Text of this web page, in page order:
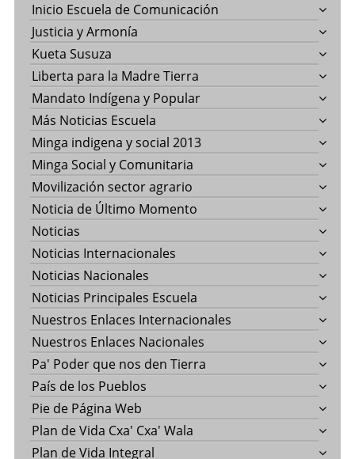
Inicio Escuela de Comunicación
Justicia y Armonía
Kueta Susuza
Liberta para la Madre Tierra
Mandato Indígena y Popular
Más Noticias Escuela
Minga indigena y social 2013
Minga Social y Comunitaria
Movilización sector agrario
Noticia de Último Momento
Noticias
Noticias Internacionales
Noticias Nacionales
Noticias Principales Escuela
Nuestros Enlaces Internacionales
Nuestros Enlaces Nacionales
Pa' Poder que nos den Tierra
País de los Pueblos
Pie de Página Web
Plan de Vida Cxa' Cxa' Wala
Plan de Vida Integral